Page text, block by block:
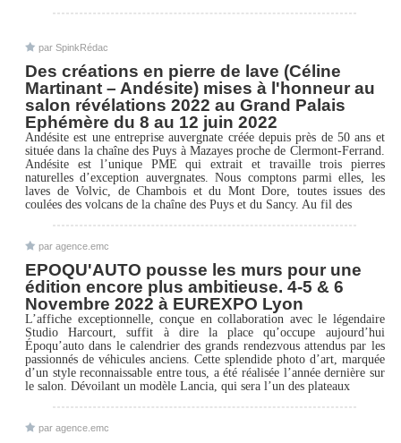
par SpinkRédac
Des créations en pierre de lave (Céline
Martinant – Andésite) mises à l'honneur au
salon révélations 2022 au Grand Palais
Ephémère du 8 au 12 juin 2022
Andésite est une entreprise auvergnate créée depuis près de 50 ans et
située dans la chaîne des Puys à Mazayes proche de Clermont-Ferrand.
Andésite est l’unique PME qui extrait et travaille trois pierres
naturelles d’exception auvergnates. Nous comptons parmi elles, les
laves de Volvic, de Chambois et du Mont Dore, toutes issues des
coulées des volcans de la chaîne des Puys et du Sancy. Au fil des
par agence.emc
EPOQU'AUTO pousse les murs pour une
édition encore plus ambitieuse. 4-5 & 6
Novembre 2022 à EUREXPO Lyon
L’affiche exceptionnelle, conçue en collaboration avec le légendaire
Studio Harcourt, suffit à dire la place qu’occupe aujourd’hui
Époqu’auto dans le calendrier des grands rendezvous attendus par les
passionnés de véhicules anciens. Cette splendide photo d’art, marquée
d’un style reconnaissable entre tous, a été réalisée l’année dernière sur
le salon. Dévoilant un modèle Lancia, qui sera l’un des plateaux
par agence.emc